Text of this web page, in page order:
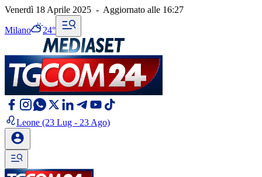
Venerdì 18 Aprile 2025 - Aggiornato alle 16:27
Milano 24°
Leone (23 Lug - 23 Ago)